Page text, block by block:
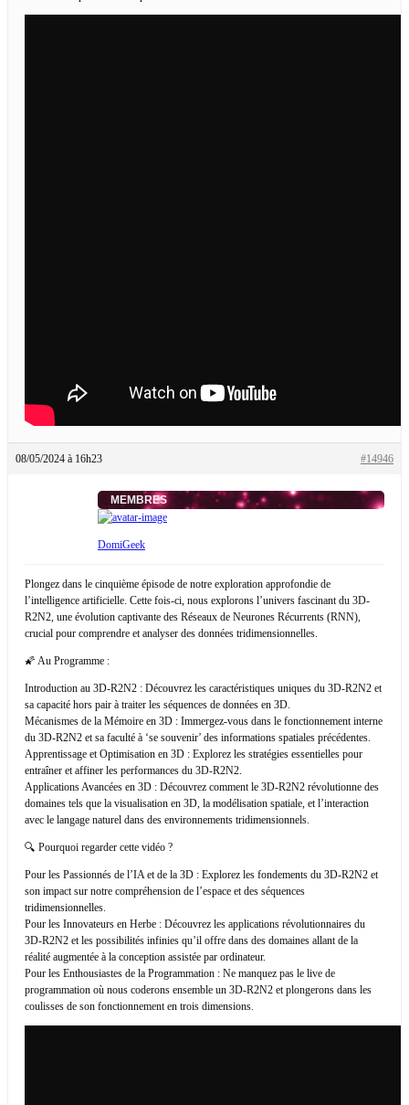
08/05/2024 à 16h23 #14946
MEMBRES
DomiGeek
Plongez dans le cinquième épisode de notre exploration approfondie de
l’intelligence artificielle. Cette fois-ci, nous explorons l’univers fascinant du 3D-
R2N2, une évolution captivante des Réseaux de Neurones Récurrents (RNN),
crucial pour comprendre et analyser des données tridimensionnelles.
🌠 Au Programme :
Introduction au 3D-R2N2 : Découvrez les caractéristiques uniques du 3D-R2N2 et
sa capacité hors pair à traiter les séquences de données en 3D.
Mécanismes de la Mémoire en 3D : Immergez-vous dans le fonctionnement interne
du 3D-R2N2 et sa faculté à ‘se souvenir’ des informations spatiales précédentes.
Apprentissage et Optimisation en 3D : Explorez les stratégies essentielles pour
entraîner et affiner les performances du 3D-R2N2.
Applications Avancées en 3D : Découvrez comment le 3D-R2N2 révolutionne des
domaines tels que la visualisation en 3D, la modélisation spatiale, et l’interaction
avec le langage naturel dans des environnements tridimensionnels.
🔍 Pourquoi regarder cette vidéo ?
Pour les Passionnés de l’IA et de la 3D : Explorez les fondements du 3D-R2N2 et
son impact sur notre compréhension de l’espace et des séquences
tridimensionnelles.
Pour les Innovateurs en Herbe : Découvrez les applications révolutionnaires du
3D-R2N2 et les possibilités infinies qu’il offre dans des domaines allant de la
réalité augmentée à la conception assistée par ordinateur.
Pour les Enthousiastes de la Programmation : Ne manquez pas le live de
programmation où nous coderons ensemble un 3D-R2N2 et plongerons dans les
coulisses de son fonctionnement en trois dimensions.